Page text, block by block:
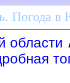
Погода в
области